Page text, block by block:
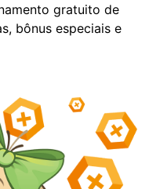
gratuito de
bônus especiais e